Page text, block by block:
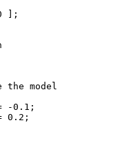
];
the model
-0.1;